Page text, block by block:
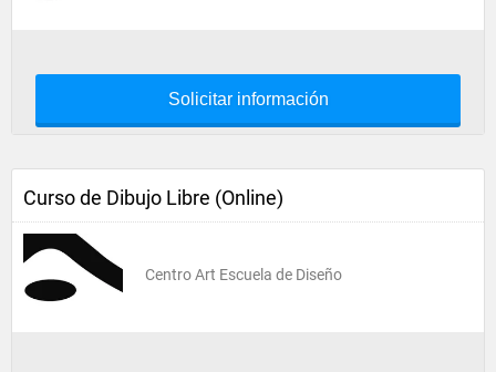
Solicitar información
Curso de Dibujo Libre (Online)
Centro Art Escuela de Diseño